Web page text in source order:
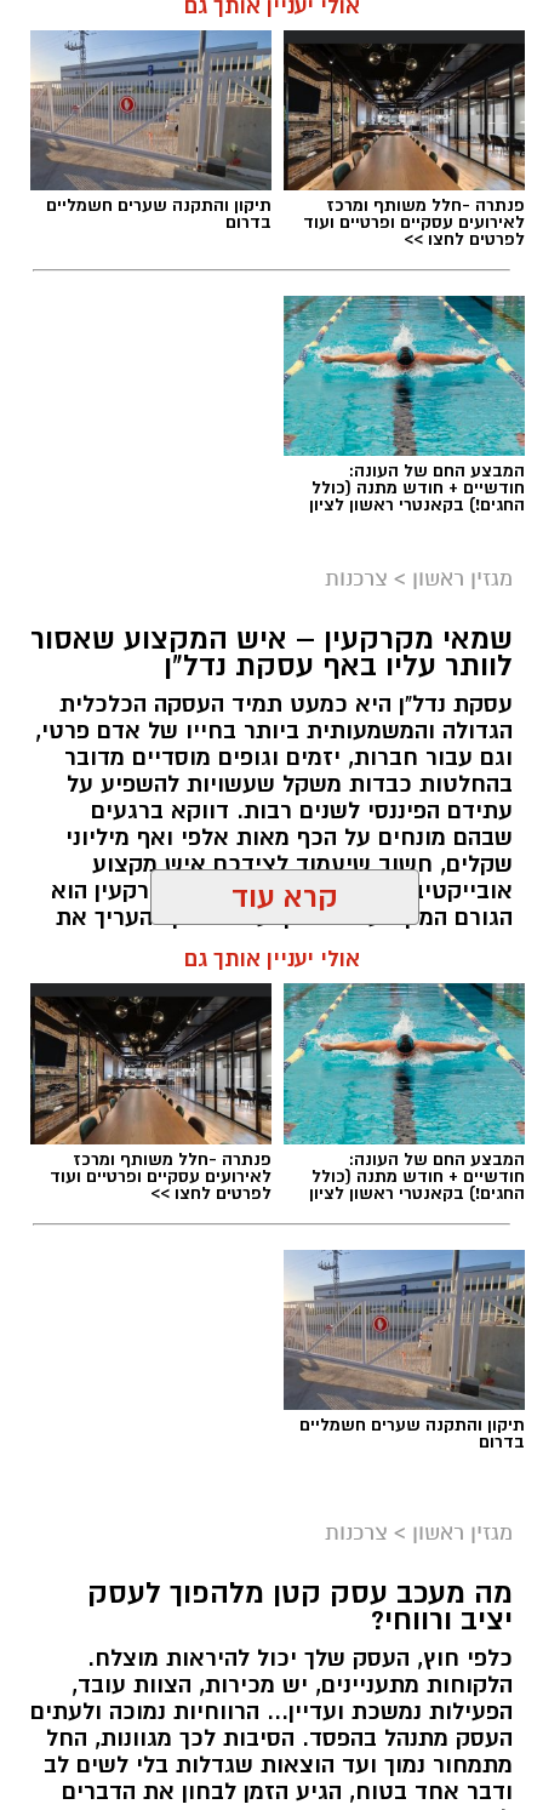
אולי יעניין אותך גם
פנתרה -חלל משותף ומרכז
לאירועים עסקיים ופרטיים ועוד
לפרטים לחצו >>
תיקון והתקנה שערים חשמליים
בדרום
המבצע החם של העונה:
חודשיים + חודש מתנה (כולל
החגים!) בקאנטרי ראשון לציון
מגזין ראשון > צרכנות
שמאי מקרקעין – איש המקצוע שאסור
לוותר עליו באף עסקת נדל"ן
עסקת נדל"ן היא כמעט תמיד העסקה הכלכלית
הגדולה והמשמעותית ביותר בחייו של אדם פרטי,
וגם עבור חברות, יזמים וגופים מוסדיים מדובר
בהחלטות כבדות משקל שעשויות להשפיע על
עתידם הפיננסי לשנים רבות. דווקא ברגעים
שבהם מונחים על הכף מאות אלפי ואף מיליוני
שקלים, חשוב שיעמוד לצידכם איש מקצוע
אובייקטיבי, מוסמך ומנוסה. שמאי מקרקעין הוא
הגורם המקצועי המוסמך על פי חוק להעריך את
שווי של נכסי מקרקעין, והוא זה שמעניק לכם את
הביטחון לקבל החלטות מבוססות, שקולות
ובטוחות.
תוכן שיווקי / 09:49 05.08.26
קרדיט תמונה בוסט מדיה
מהו שמאי מקרקעין ומה תפקידו?
קרא עוד
אולי יעניין אותך גם
המבצע החם של העונה:
חודשיים + חודש מתנה (כולל
החגים!) בקאנטרי ראשון לציון
פנתרה -חלל משותף ומרכז
לאירועים עסקיים ופרטיים ועוד
לפרטים לחצו >>
תיקון והתקנה שערים חשמליים
בדרום
מגזין ראשון > צרכנות
מה מעכב עסק קטן מלהפוך לעסק
יציב ורווחי?
כלפי חוץ, העסק שלך יכול להיראות מוצלח.
הלקוחות מתעניינים, יש מכירות, הצוות עובד,
הפעילות נמשכת ועדיין... הרווחיות נמוכה ולעתים
העסק מתנהל בהפסד. הסיבות לכך מגוונות, החל
מתמחור נמוך ועד הוצאות שגדלות בלי לשים לב
ודבר אחד בטוח, הגיע הזמן לבחון את הדברים